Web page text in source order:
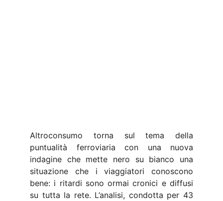
Altroconsumo torna sul tema della
puntualità ferroviaria con una nuova
indagine che mette nero su bianco una
situazione che i viaggiatori conoscono
bene: i ritardi sono ormai cronici e diffusi
su tutta la rete. L’analisi, condotta per 43